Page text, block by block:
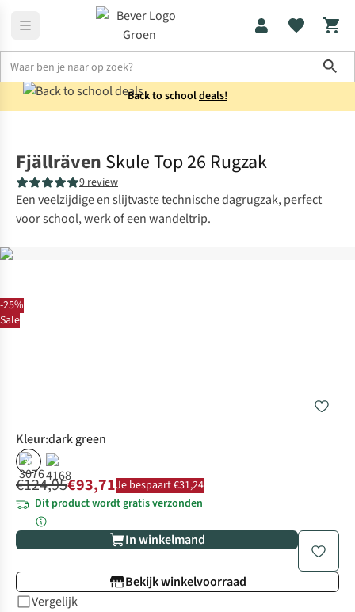
Back to schooldeals!
-25%
Sale
Fjällräven Skule Top 26 Rugzak
9 review
Een veelzijdige en slijtvaste technische dagrugzak, perfect
voor school, werk of een wandeltrip.
Kleur:dark green
%
€124,95€93,71Je bespaart €31,24
Dit product wordt gratis verzonden
In winkelmand
Bekijk winkelvoorraad
Vergelijk